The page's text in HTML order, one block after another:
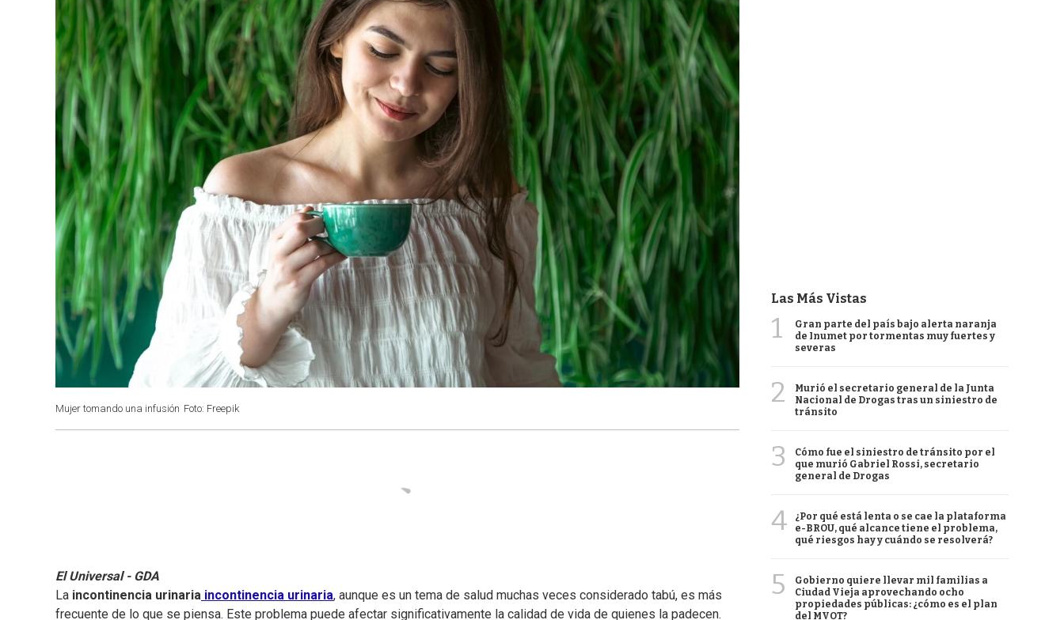
Mujer tomando una infusión Foto: Freepik
El Universal - GDA
La incontinencia urinaria incontinencia urinaria, aunque es un tema de salud muchas veces considerado tabú, es más
frecuente de lo que se piensa. Este problema puede afectar significativamente la calidad de vida de quienes la padecen.
Las Más Vistas
1
Gran parte del país bajo alerta naranja
de Inumet por tormentas muy fuertes y
severas
2
Murió el secretario general de la Junta
Nacional de Drogas tras un siniestro de
tránsito
3
Cómo fue el siniestro de tránsito por el
que murió Gabriel Rossi, secretario
general de Drogas
4
¿Por qué está lenta o se cae la plataforma
e-BROU, qué alcance tiene el problema,
qué riesgos hay y cuándo se resolverá?
5
Gobierno quiere llevar mil familias a
Ciudad Vieja aprovechando ocho
propiedades públicas: ¿cómo es el plan
del MVOT?